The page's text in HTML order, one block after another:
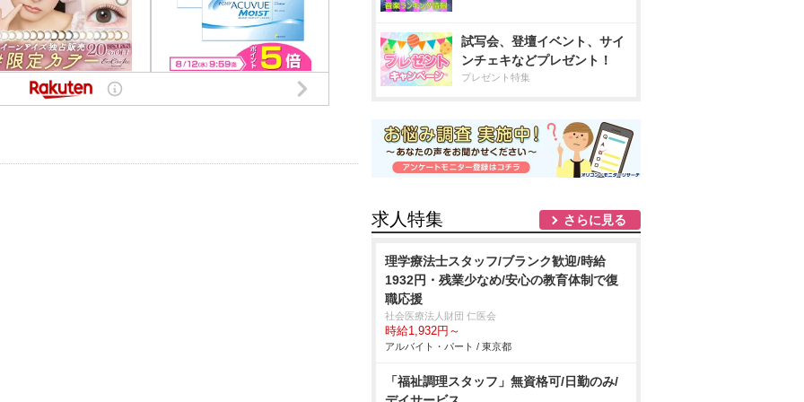
試写会、登壇イベント、サイ
ンチェキなどプレゼント！
プレゼント特集
求人特集 さらに見る
理学療法士スタッフ/ブランク歓迎/時給
1932円・残業少なめ/安心の教育体制で復
職応援
社会医療法人財団 仁医会
時給1,932円～
アルバイト・パート / 東京都
「福祉調理スタッフ」無資格可/日勤のみ/